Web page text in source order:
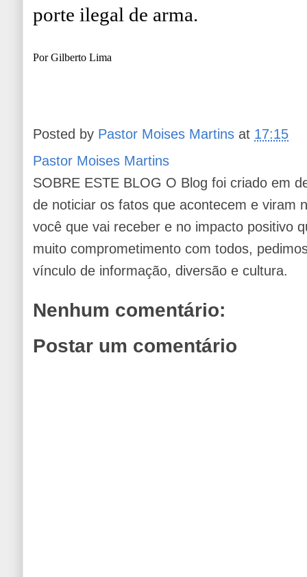
porte ilegal de arma.
Por Gilberto Lima
Posted by Pastor Moises Martins at 17:15
Pastor Moises Martins
SOBRE ESTE BLOG O Blog foi criado em
de noticiar os fatos que acontecem e viram
você que vai receber e no impacto positivo
muito comprometimento com todos,
vínculo de informação, diversão e cultura.
Nenhum comentário:
Postar um comentário